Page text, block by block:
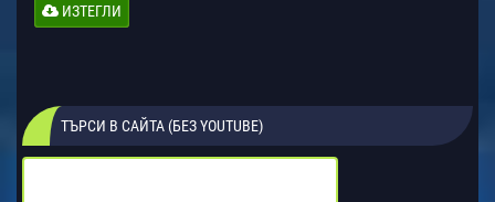
ИЗТЕГЛИ
ТЪРСИ В САЙТА (БЕЗ YOUTUBE)